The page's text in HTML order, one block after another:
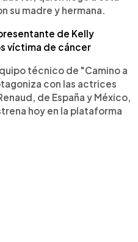
su madre y hermana.
de Kelly
víctima de cáncer
técnico de "Camino a
con las actrices
de España y México,
hoy en la plataforma